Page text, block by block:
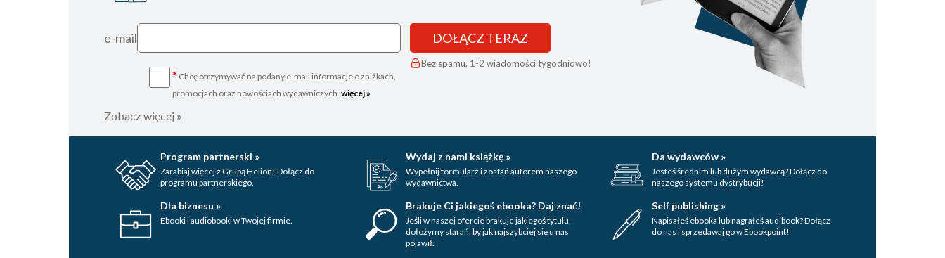
e-mail
* Chcę otrzymywać na podany e-mail informacje o zniżkach,
promocjach oraz nowościach wydawniczych. więcej »
DOŁĄCZ TERAZ
Bez spamu, 1-2 wiadomości tygodniowo!
Zobacz więcej »
Program partnerski »
Zarabiaj więcej z Grupą Helion! Dołącz do
programu partnerskiego.
Wydaj z nami książkę »
Wypełnij formularz i zostań autorem naszego
wydawnictwa.
Da wydawców »
Jesteś średnim lub dużym wydawcą? Dołącz do
naszego systemu dystrybucji!
Dla biznesu »
Ebooki i audiobooki w Twojej firmie.
Brakuje Ci jakiegoś ebooka? Daj znać!
Jeśli w naszej ofercie brakuje jakiegoś tytulu,
dołożymy starań, by jak najszybciej się u nas
pojawił.
Self publishing »
Napisałeś ebooka lub nagrałeś audibook? Dołącz
do nas i sprzedawaj go w Ebookpoint!